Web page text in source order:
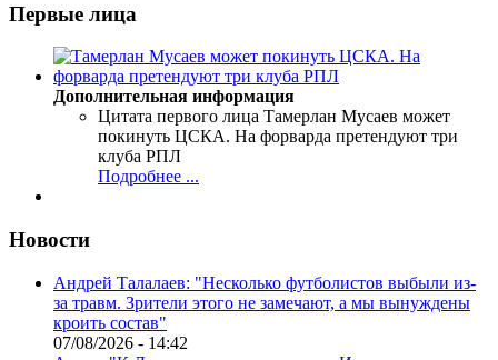
Первые лица
Дополнительная информация
Цитата первого лица Тамерлан Мусаев может
покинуть ЦСКА. На форварда претендуют три
клуба РПЛ
Подробнее ...
Новости
Андрей Талалаев: "Несколько футболистов выбыли из-
за травм. Зрители этого не замечают, а мы вынуждены
кроить состав"
07/08/2026 - 14:42